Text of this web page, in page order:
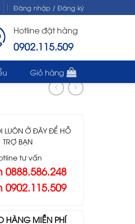
Đăng nhập / Đăng ký
Hotline đặt hàng
0902.115.509
Giỏ hàng
LUÔN Ở ĐÂY ĐỂ HỖ
TRỢ BẠN
tư vấn
0888.586.248
0902.115.509
HÀNG MIỄN PHÍ